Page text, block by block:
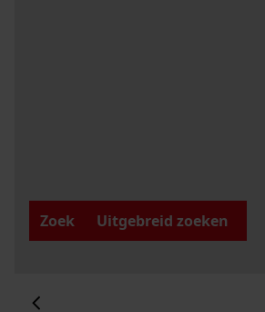
Zoek
Uitgebreid zoeken